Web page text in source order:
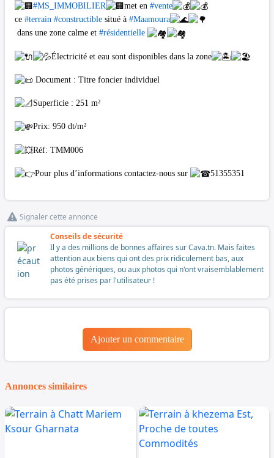
#MS_IMMOBILIER met en #vente
ce #terrain #constructible situé à #Maamoura
dans une zone calme et #résidentielle
Électricité et eau sont disponibles dans la zone
Document : Titre foncier individuel
Superficie : 251 m²
Prix: 950 dt/m²
Réf: TMM006
Pour plus d’informations contactez-nous sur 51355351
Signaler cette annonce
Conseils de sécurité
Il y a des millions de bonnes affaires sur Cava.tn. Mais faites
attention aux biens qui ont des prix ridiculement bas, aux
photos génériques, ou aux photos qui n'ont vraisemblablement
pas été prises par l'utilisateur !
Ajouter un commentaire
Annonces similaires